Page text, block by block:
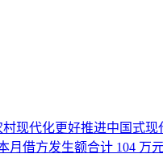
现代化更好推进中国式现
借方发生额合计 104 万